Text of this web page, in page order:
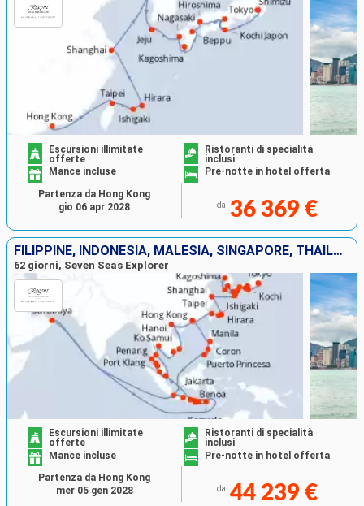
Escursioni illimitate
offerte
Ristoranti di specialità
inclusi
Mance incluse
Pre-notte in hotel offerta
da 36 369 €
Partenza da Hong Kong
gio 06 apr 2028
FILIPPINE, INDONESIA, MALESIA, SINGAPORE, THAILANDIA, VIETNAM, TAIWAN, CINA, COREA DEL SUD, GIAPPONE
62 giorni, Seven Seas Explorer
Escursioni illimitate
offerte
Ristoranti di specialità
inclusi
Mance incluse
Pre-notte in hotel offerta
da 44 239 €
Partenza da Hong Kong
mer 05 gen 2028